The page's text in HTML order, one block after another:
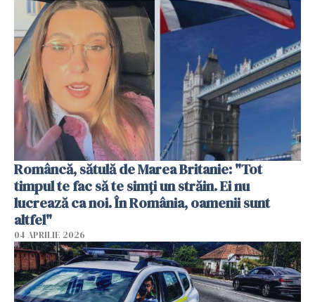
Româncă, sătulă de Marea Britanie: "Tot
timpul te fac să te simți un străin. Ei nu
lucrează ca noi. În România, oamenii sunt
altfel"
04 APRILIE 2026